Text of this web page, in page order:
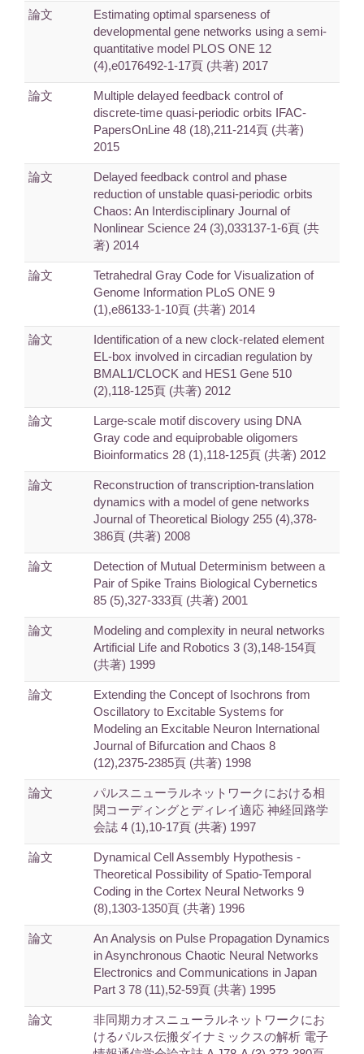
論文
Estimating optimal sparseness of
developmental gene networks using a semi-
quantitative model PLOS ONE 12
(4),e0176492-1-17頁 (共著) 2017
論文
Multiple delayed feedback control of
discrete-time quasi-periodic orbits IFAC-
PapersOnLine 48 (18),211-214頁 (共著)
2015
論文
Delayed feedback control and phase
reduction of unstable quasi-periodic orbits
Chaos: An Interdisciplinary Journal of
Nonlinear Science 24 (3),033137-1-6頁 (共
著) 2014
論文
Tetrahedral Gray Code for Visualization of
Genome Information PLoS ONE 9
(1),e86133-1-10頁 (共著) 2014
論文
Identification of a new clock-related element
EL-box involved in circadian regulation by
BMAL1/CLOCK and HES1 Gene 510
(2),118-125頁 (共著) 2012
論文
Large-scale motif discovery using DNA
Gray code and equiprobable oligomers
Bioinformatics 28 (1),118-125頁 (共著) 2012
論文
Reconstruction of transcription-translation
dynamics with a model of gene networks
Journal of Theoretical Biology 255 (4),378-
386頁 (共著) 2008
論文
Detection of Mutual Determinism between a
Pair of Spike Trains Biological Cybernetics
85 (5),327-333頁 (共著) 2001
論文
Modeling and complexity in neural networks
Artificial Life and Robotics 3 (3),148-154頁
(共著) 1999
論文
Extending the Concept of Isochrons from
Oscillatory to Excitable Systems for
Modeling an Excitable Neuron International
Journal of Bifurcation and Chaos 8
(12),2375-2385頁 (共著) 1998
論文
パルスニューラルネットワークにおける相
関コーディングとディレイ適応 神経回路学
会誌 4 (1),10-17頁 (共著) 1997
論文
Dynamical Cell Assembly Hypothesis -
Theoretical Possibility of Spatio-Temporal
Coding in the Cortex Neural Networks 9
(8),1303-1350頁 (共著) 1996
論文
An Analysis on Pulse Propagation Dynamics
in Asynchronous Chaotic Neural Networks
Electronics and Communications in Japan
Part 3 78 (11),52-59頁 (共著) 1995
論文
非同期カオスニューラルネットワークにお
けるパルス伝搬ダイナミックスの解析 電子